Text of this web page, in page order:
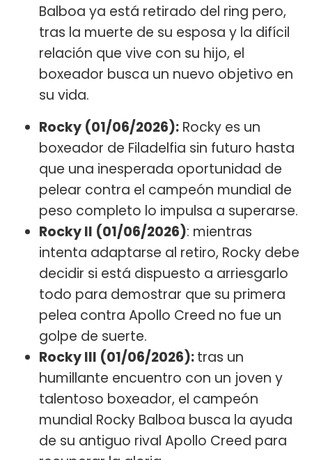
Balboa ya está retirado del ring pero,
tras la muerte de su esposa y la difícil
relación que vive con su hijo, el
boxeador busca un nuevo objetivo en
su vida.
Rocky (01/06/2026): Rocky es un
boxeador de Filadelfia sin futuro hasta
que una inesperada oportunidad de
pelear contra el campeón mundial de
peso completo lo impulsa a superarse.
Rocky II (01/06/2026): mientras
intenta adaptarse al retiro, Rocky debe
decidir si está dispuesto a arriesgarlo
todo para demostrar que su primera
pelea contra Apollo Creed no fue un
golpe de suerte.
Rocky III (01/06/2026):tras un
humillante encuentro con un joven y
talentoso boxeador, el campeón
mundial Rocky Balboa busca la ayuda
de su antiguo rival Apollo Creed para